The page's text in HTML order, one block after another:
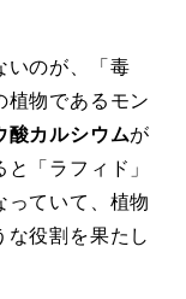
いのが、「毒
植物であるモン
酸カルシウムが
「ラフィド」
っていて、植物
な役割を果たし